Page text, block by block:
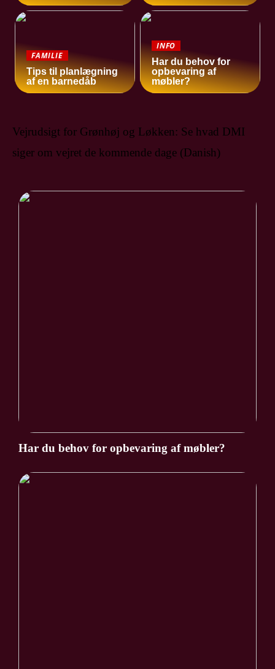
FAMILIE
Tips til planlægning
af en barnedåb
INFO
Har du behov for
opbevaring af
møbler?
Vejrudsigt for Grønhøj og Løkken: Se hvad DMI
siger om vejret de kommende dage (Danish)
Har du behov for opbevaring af møbler?